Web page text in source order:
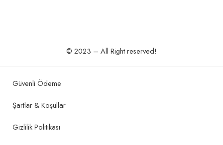
© 2023 – All Right reserved!
Güvenli Ödeme
Şartlar & Koşullar
Gizlilik Politikası